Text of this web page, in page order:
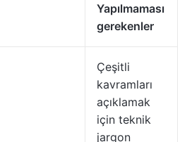
Yapılmaması
gerekenler
Çeşitli
kavramları
açıklamak
için teknik
jargon